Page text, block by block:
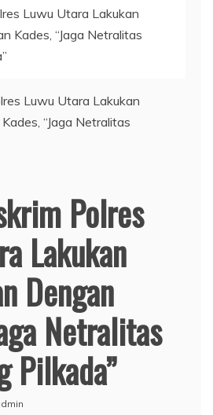
Luwu Utara Lakukan
Kades, “Jaga Netralitas
Polres
Lakukan
Dengan
Netralitas
Pilkada”